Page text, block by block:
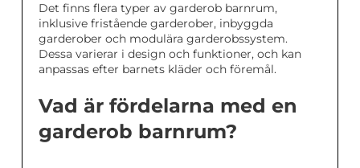
Det finns flera typer av garderob barnrum,
inklusive fristående garderober, inbyggda
garderober och modulära garderobssystem.
Dessa varierar i design och funktioner, och kan
anpassas efter barnets kläder och föremål.
Vad är fördelarna med en
garderob barnrum?